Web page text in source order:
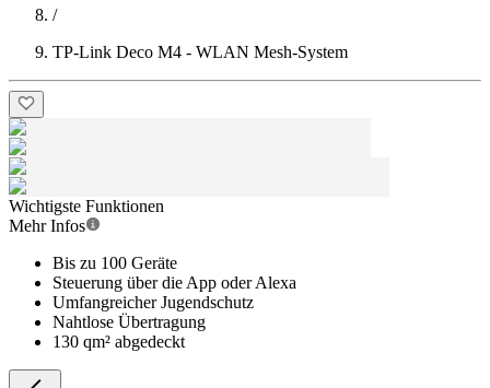
/
TP-Link Deco M4 - WLAN Mesh-System
Wichtigste Funktionen
Mehr Infos
Bis zu 100 Geräte
Steuerung über die App oder Alexa
Umfangreicher Jugendschutz
Nahtlose Übertragung
130 qm² abgedeckt